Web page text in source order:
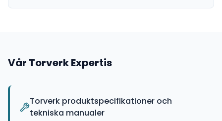
Vår TorverkExpertis
Torverk produktspecifikationer och
tekniska manualer